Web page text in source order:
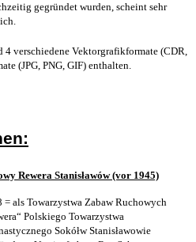
gegründet wurden, scheint sehr
4 verschiedene Vektorgrafikformate (CDR,
(JPG, PNG, GIF) enthalten.
Rewera Stanisławów (vor 1945)
= als Towarzystwa Zabaw Ruchowych
Polskiego Towarzystwa
Sokółw Stanisławowie